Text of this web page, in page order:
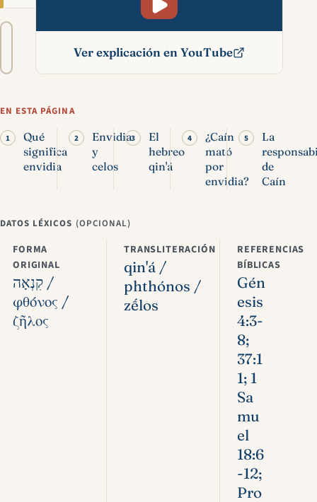
Tamaño
A− A+
significado, ejemplos y
Ver explicación en YouTube
EN ESTA PÁGINA
Qué
significa
envidia
Envidia
y
celos
El
hebreo
qin'á
¿Caín
mató
por
envidia?
La
de
Caín
DATOS LÉXICOS (OPCIONAL)
FORMA
ORIGINAL
קִנְאָה /
φθόνος /
ζῆλος
TRANSLITERACIÓN
qin'á /
phthónos /
zḗlos
REFERENCIAS
BÍBLICAS
Gén
esis
4:3-
8;
37:1
1; 1
Sa
mu
el
18:6
-12;
Pro